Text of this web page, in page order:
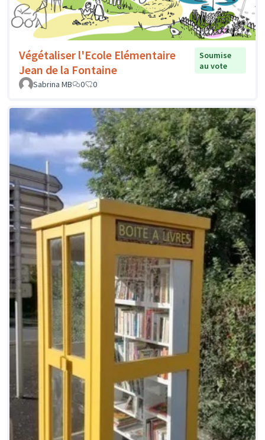
Végétaliser l'Ecole Elémentaire
Jean de la Fontaine
Soumise
au vote
Sabrina MB
0 0